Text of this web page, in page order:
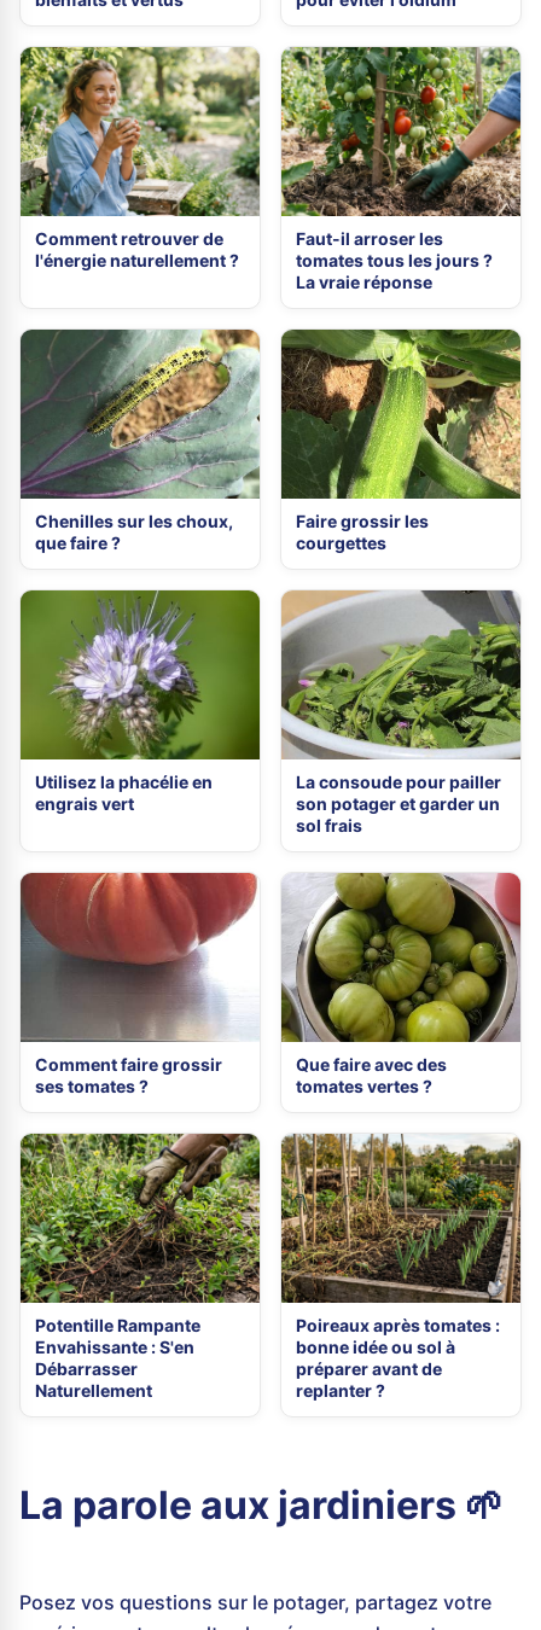
Comment retrouver de
l'énergie naturellement ?
Faut-il arroser les
tomates tous les jours ?
La vraie réponse
Chenilles sur les choux,
que faire ?
Faire grossir les
courgettes
Utilisez la phacélie en
engrais vert
La consoude pour pailler
son potager et garder un
sol frais
Comment faire grossir
ses tomates ?
Que faire avec des
tomates vertes ?
Potentille Rampante
Envahissante : S'en
Débarrasser
Naturellement
Poireaux après tomates :
bonne idée ou sol à
préparer avant de
replanter ?
La parole aux jardiniers 🌱
Posez vos questions sur le potager, partagez votre